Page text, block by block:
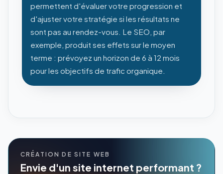
permettent d'évaluer votre progression et
d'ajuster votre stratégie si les résultats ne
sont pas au rendez-vous. Le SEO, par
exemple, produit ses effets sur le moyen
terme : prévoyez un horizon de 6 à 12 mois
pour les objectifs de trafic organique.
CRÉATION DE SITE WEB
Envie d'un site internet performant ?